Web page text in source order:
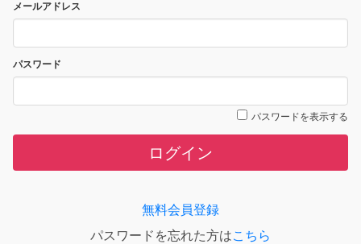
メールアドレス
パスワード
パスワードを表示する
ログイン
無料会員登録
パスワードを忘れた方はこちら